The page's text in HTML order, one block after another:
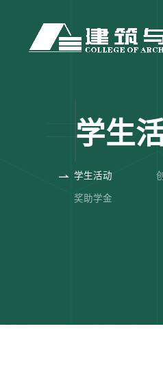
学生
学生活动
奖助学金